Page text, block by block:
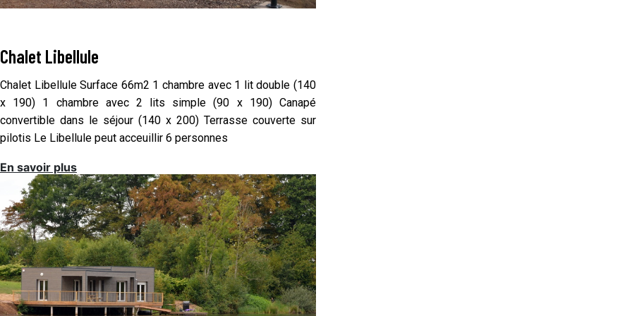
Chalet Libellule
Chalet Libellule Surface 66m2 1 chambre avec 1 lit double (140
x 190) 1 chambre avec 2 lits simple (90 x 190) Canapé
convertible dans le séjour (140 x 200) Terrasse couverte sur
pilotis Le Libellule peut acceuillir 6 personnes
En savoir plus